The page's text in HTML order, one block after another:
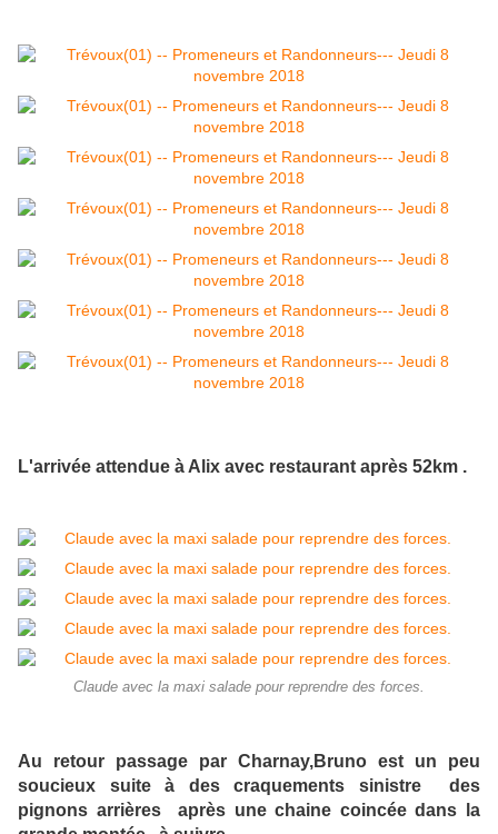
L'arrivée attendue à Alix avec restaurant après 52km .
Claude avec la maxi salade pour reprendre des forces.
Au retour passage par Charnay,Bruno est un peu
soucieux suite à des craquements sinistre des
pignons arrières après une chaine coincée dans la